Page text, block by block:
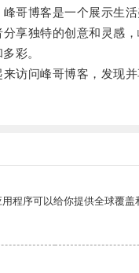
博客是一个展示生活
独特的创意和灵感，
彩。
问峰哥博客，发现并
程序可以给你提供全球覆盖